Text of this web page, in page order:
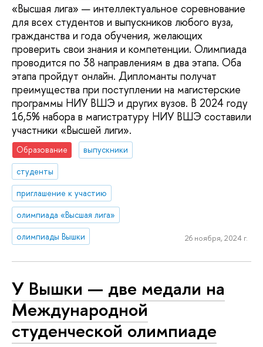
«Высшая лига» — интеллектуальное соревнование
для всех студентов и выпускников любого вуза,
гражданства и года обучения, желающих
проверить свои знания и компетенции. Олимпиада
проводится по 38 направлениям в два этапа. Оба
этапа пройдут онлайн. Дипломанты получат
преимущества при поступлении на магистерские
программы НИУ ВШЭ и других вузов. В 2024 году
16,5% набора в магистратуру НИУ ВШЭ составили
участники «Высшей лиги».
Образование
выпускники
студенты
приглашение к участию
олимпиада «Высшая лига»
олимпиады Вышки
26 ноября, 2024 г.
У Вышки — две медали на
Международной
студенческой олимпиаде